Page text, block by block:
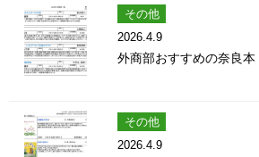
その他
2026.4.9
外商部おすすめの奈良
その他
2026.4.9